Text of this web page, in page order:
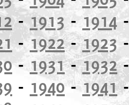
-1913 -1914
-1922-1923
- 1931-1932
- 1940-1941